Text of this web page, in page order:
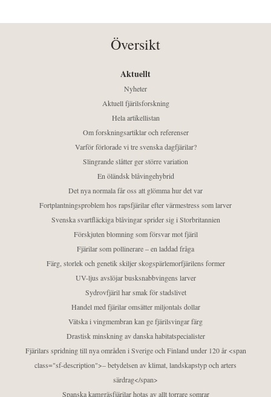
Översikt
Aktuellt
Nyheter
Aktuell fjärilsforskning
Hela artikellistan
Om forskningsartiklar och referenser
Varför förlorade vi tre svenska dagfjärilar?
Slingrande slåtter ger större variation
En öländsk blåvingehybrid
Det nya normala får oss att glömma hur det var
Fortplantningsproblem hos rapsfjärilar efter värmestress som larver
Svenska svartfläckiga blåvingar sprider sig i Storbritannien
Förskjuten blomning som försvar mot fjäril
Fjärilar som pollinerare – en laddad fråga
Färg, storlek och genetik skiljer skogspärlemorfjärilens former
UV-ljus avslöjar busksnabbvingens larver
Sydrovfjäril har smak för stadslivet
Handel med fjärilar omsätter miljontals dollar
Vätska i vingmembran kan ge fjärilsvingar färg
Drastisk minskning av danska habitatspecialister
Fjärilars spridning till nya områden i Sverige och Finland under 120 år <span
class="sf-description">– betydelsen av klimat, landskapstyp och arters
särdrag</span>
Spanska kamgräsfjärilar hotas av allt torrare somrar